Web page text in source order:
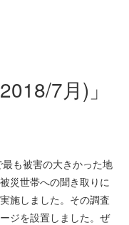
7月)」
も被害の大きかった地
災世帯への聞き取りに
施しました。その調査
ジを設置しました。ぜ